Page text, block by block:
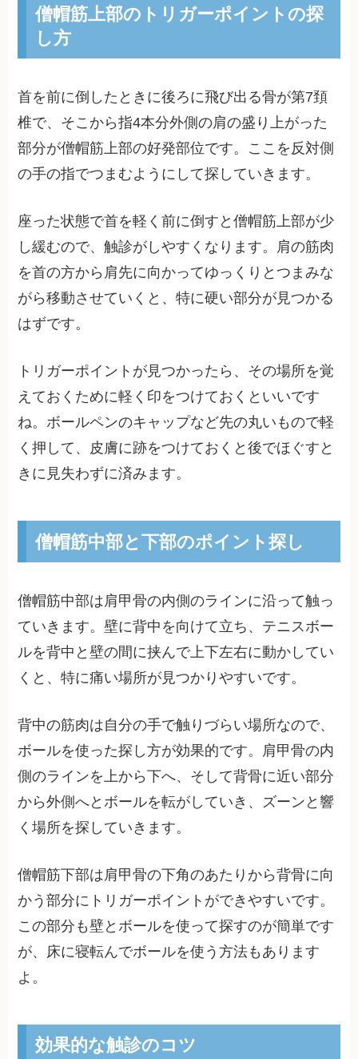
僧帽筋上部のトリガーポイントの探
し方
首を前に倒したときに後ろに飛び出る骨が第7頚
椎で、そこから指4本分外側の肩の盛り上がった
部分が僧帽筋上部の好発部位です。ここを反対側
の手の指でつまむようにして探していきます。
座った状態で首を軽く前に倒すと僧帽筋上部が少
し緩むので、触診がしやすくなります。肩の筋肉
を首の方から肩先に向かってゆっくりとつまみな
がら移動させていくと、特に硬い部分が見つかる
はずです。
トリガーポイントが見つかったら、その場所を覚
えておくために軽く印をつけておくといいです
ね。ボールペンのキャップなど先の丸いもので軽
く押して、皮膚に跡をつけておくと後でほぐすと
きに見失わずに済みます。
僧帽筋中部と下部のポイント探し
僧帽筋中部は肩甲骨の内側のラインに沿って触っ
ていきます。壁に背中を向けて立ち、テニスボー
ルを背中と壁の間に挟んで上下左右に動かしてい
くと、特に痛い場所が見つかりやすいです。
背中の筋肉は自分の手で触りづらい場所なので、
ボールを使った探し方が効果的です。肩甲骨の内
側のラインを上から下へ、そして背骨に近い部分
から外側へとボールを転がしていき、ズーンと響
く場所を探していきます。
僧帽筋下部は肩甲骨の下角のあたりから背骨に向
かう部分にトリガーポイントができやすいです。
この部分も壁とボールを使って探すのが簡単です
が、床に寝転んでボールを使う方法もあります
よ。
効果的な触診のコツ